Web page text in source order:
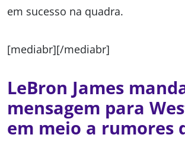
em sucesso na quadra.
[mediabr][/mediabr]
LeBron James
mensagem para
em meio a rumores